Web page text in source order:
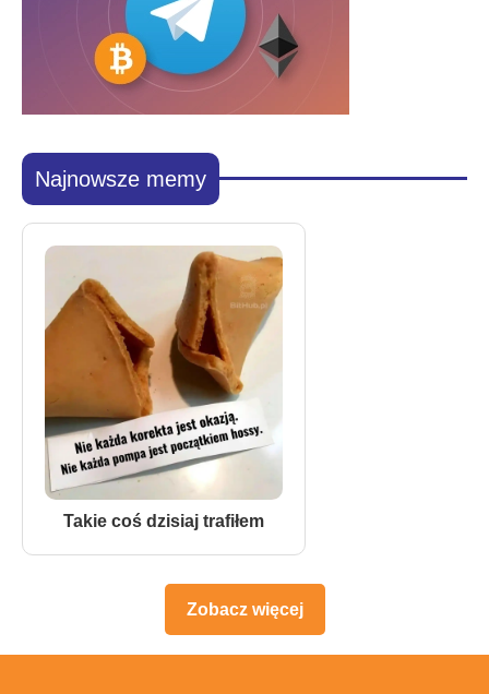
Najnowsze memy
Takie coś dzisiaj trafiłem
Zobacz więcej